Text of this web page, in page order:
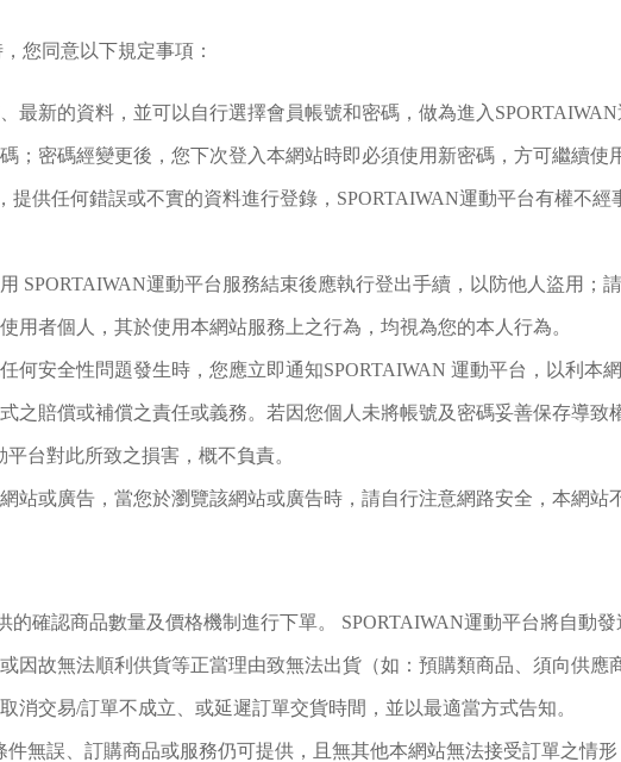
您同意以下規定事項：
最新的資料，並可以自行選擇會員帳號和密碼，做為進入
；密碼經變更後，您下次登入本網站時即必須使用新密碼，方可繼續使
提供任何錯誤或不實的資料進行登錄，SPORTAIWAN運動平台有權不
SPORTAIWAN運動平台服務結束後應執行登出手續，以防他人盜用；
用者個人，其於使用本網站服務上之行為，均視為您的本人行為。
何安全性問題發生時，您應立即通知SPORTAIWAN 運動平台，以利本
之賠償或補償之責任或義務。若因您個人未將帳號及密碼妥善保存導
台對此所致之損害，概不負責。
站或廣告，當您於瀏覽該網站或廣告時，請自行注意網路安全，本網站
的確認商品數量及價格機制進行下單。 SPORTAIWAN運動平台將自動
因故無法順利供貨等正當理由致無法出貨（如：預購類商品、須向供應
消交易/訂單不成立、或延遲訂單交貨時間，並以最適當方式告知。
件無誤、訂購商品或服務仍可提供，且無其他本網站無法接受訂單之情